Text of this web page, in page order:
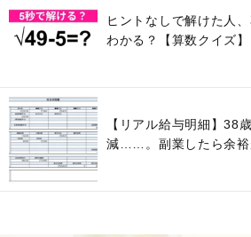
ヒントなしで解けた人
わかる？【算数クイズ】
【リアル給与明細】38
減……。副業したら余裕